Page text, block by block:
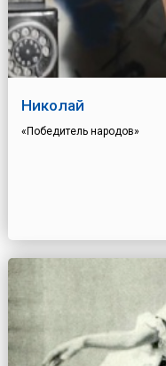
Николай
«Победитель народов»